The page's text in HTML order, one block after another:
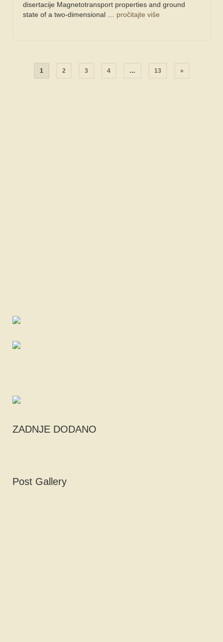
disertacije Magnetotransport properties and ground
state of a two-dimensional … pročitajte više
Navigacija
1 2 3 4 … 13 »
ZADNJE DODANO
Post Gallery